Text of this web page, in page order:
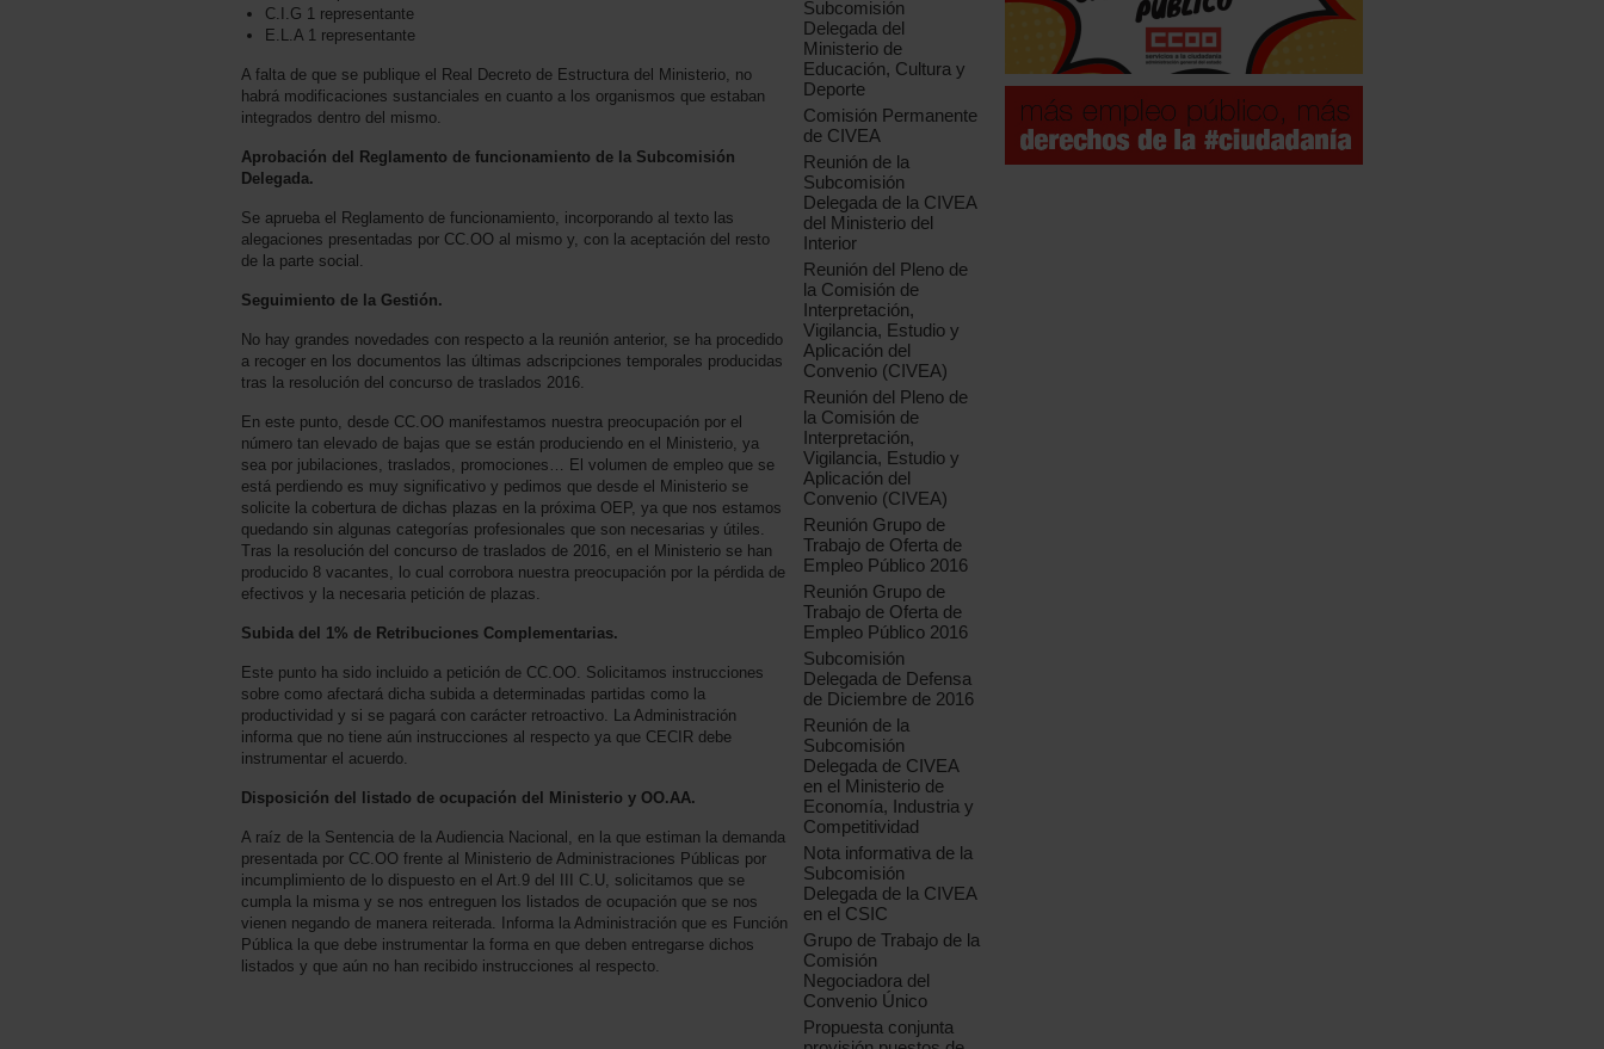
C.I.G 1 representante
E.L.A 1 representante
A falta de que se publique el Real Decreto de Estructura del Ministerio, no
habrá modificaciones sustanciales en cuanto a los organismos que estaban
integrados dentro del mismo.
Aprobación del Reglamento de funcionamiento de la Subcomisión
Delegada.
Se aprueba el Reglamento de funcionamiento, incorporando al texto las
alegaciones presentadas por CC.OO al mismo y, con la aceptación del resto
de la parte social.
Seguimiento de la Gestión.
No hay grandes novedades con respecto a la reunión anterior, se ha procedido
a recoger en los documentos las últimas adscripciones temporales producidas
tras la resolución del concurso de traslados 2016.
En este punto, desde CC.OO manifestamos nuestra preocupación por el
número tan elevado de bajas que se están produciendo en el Ministerio, ya
sea por jubilaciones, traslados, promociones… El volumen de empleo que se
está perdiendo es muy significativo y pedimos que desde el Ministerio se
solicite la cobertura de dichas plazas en la próxima OEP, ya que nos estamos
quedando sin algunas categorías profesionales que son necesarias y útiles.
Tras la resolución del concurso de traslados de 2016, en el Ministerio se han
producido 8 vacantes, lo cual corrobora nuestra preocupación por la pérdida de
efectivos y la necesaria petición de plazas.
Subida del 1% de Retribuciones Complementarias.
Este punto ha sido incluido a petición de CC.OO. Solicitamos instrucciones
sobre como afectará dicha subida a determinadas partidas como la
productividad y si se pagará con carácter retroactivo. La Administración
informa que no tiene aún instrucciones al respecto ya que CECIR debe
instrumentar el acuerdo.
Disposición del listado de ocupación del Ministerio y OO.AA.
A raíz de la Sentencia de la Audiencia Nacional, en la que estiman la demanda
presentada por CC.OO frente al Ministerio de Administraciones Públicas por
incumplimiento de lo dispuesto en el Art.9 del III C.U, solicitamos que se
cumpla la misma y se nos entreguen los listados de ocupación que se nos
vienen negando de manera reiterada. Informa la Administración que es Función
Pública la que debe instrumentar la forma en que deben entregarse dichos
listados y que aún no han recibido instrucciones al respecto.
Subcomisión
Delegada del
Ministerio de
Educación, Cultura y
Deporte
Comisión Permanente
de CIVEA
Reunión de la
Subcomisión
Delegada de la CIVEA
del Ministerio del
Interior
Reunión del Pleno de
la Comisión de
Interpretación,
Vigilancia, Estudio y
Aplicación del
Convenio (CIVEA)
Reunión del Pleno de
la Comisión de
Interpretación,
Vigilancia, Estudio y
Aplicación del
Convenio (CIVEA)
Reunión Grupo de
Trabajo de Oferta de
Empleo Público 2016
Reunión Grupo de
Trabajo de Oferta de
Empleo Público 2016
Subcomisión
Delegada de Defensa
de Diciembre de 2016
Reunión de la
Subcomisión
Delegada de CIVEA
en el Ministerio de
Economía, Industria y
Competitividad
Nota informativa de la
Subcomisión
Delegada de la CIVEA
en el CSIC
Grupo de Trabajo de la
Comisión
Negociadora del
Convenio Único
Propuesta conjunta